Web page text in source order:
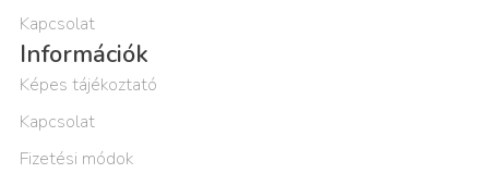
Kapcsolat
Információk
Képes tájékoztató
Kapcsolat
Fizetési módok